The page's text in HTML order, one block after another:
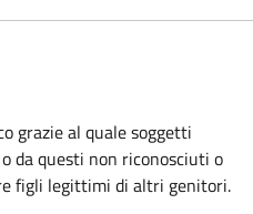
grazie al quale soggetti
da questi non riconosciuti o
figli legittimi di altri genitori.